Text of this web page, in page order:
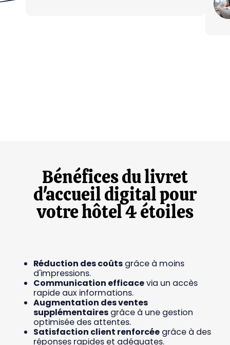
Bénéfices du livret
d'accueil digital pour
votre hôtel 4 étoiles
Réduction des coûts grâce à moins
d'impressions.
Communication efficacevia un accès
rapide aux informations.
Augmentation des ventes
supplémentaires grâce à une gestion
optimisée des attentes.
Satisfaction client renforcée grâce à des
réponses rapides et adéquates.